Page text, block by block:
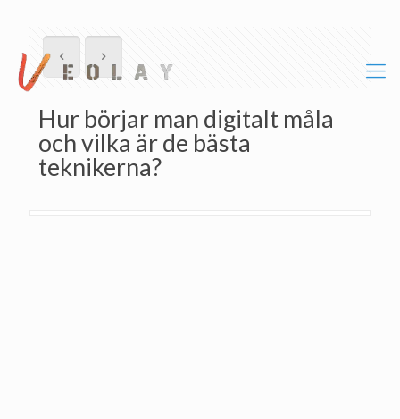
Hur börjar man digitalt måla
och vilka är de bästa
teknikerna?